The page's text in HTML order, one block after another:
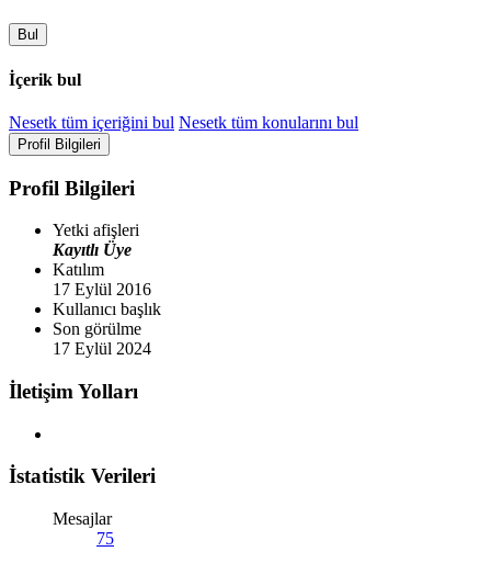
Bul
İçerik bul
Nesetk tüm içeriğini bul Nesetk tüm konularını bul
Profil Bilgileri
Profil Bilgileri
Yetki afişleri
Kayıtlı Üye
Katılım
17 Eylül 2016
Kullanıcı başlık
Son görülme
17 Eylül 2024
İletişim Yolları
İstatistik Verileri
Mesajlar
75